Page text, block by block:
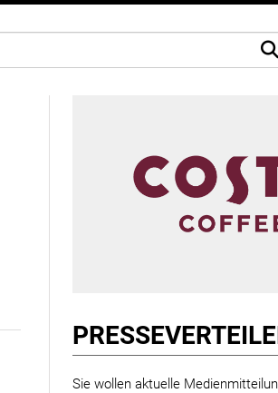
Sie wollen aktuelle